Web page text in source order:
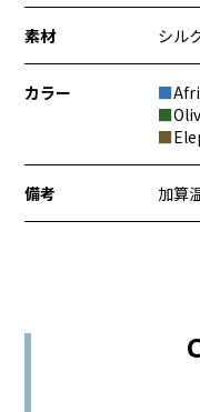
素材 シル
カラー ■
■
■
備考 加算